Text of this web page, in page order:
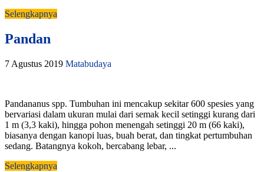
Selengkapnya
Pandan
7 Agustus 2019 Matabudaya
Pandananus spp. Tumbuhan ini mencakup sekitar 600 spesies yang
bervariasi dalam ukuran mulai dari semak kecil setinggi kurang dari
1 m (3,3 kaki), hingga pohon menengah setinggi 20 m (66 kaki),
biasanya dengan kanopi luas, buah berat, dan tingkat pertumbuhan
sedang. Batangnya kokoh, bercabang lebar, ...
Selengkapnya